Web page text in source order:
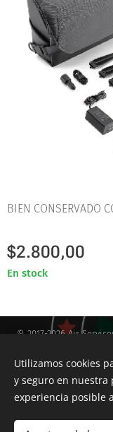
BIEN CONSERVADO
$2.800,00
En stock
© 2017-2026 Air
Utilizamos cookies
y seguro en nuestra
experiencia posible